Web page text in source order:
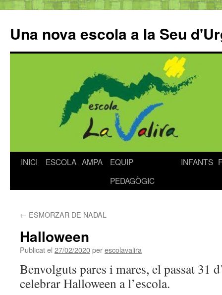
Una nova escola a la Seu
Vés
INICI ESCOLA AMPA
EQUIP
PEDAGÒGIC
INFANTS
← ESMORZAR DE NADAL
Halloween
Publicat el 27/02/2020perescolavalira
Benvolguts pares i mares, el passat 31
celebrar Halloween a l’escola.